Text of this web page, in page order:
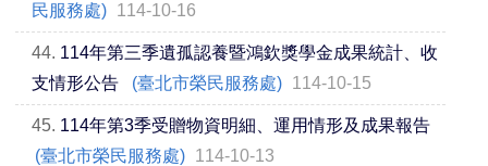
民服務處) 114-10-16
44. 114年第三季遺孤認養暨鴻欽獎學金成果統計、收
支情形公告
(臺北市榮民服務處) 114-10-15
45. 114年第3季受贈物資明細、運用情形及成果報告
(臺北市榮民服務處) 114-10-13